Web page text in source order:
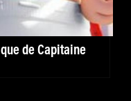
de Capitaine